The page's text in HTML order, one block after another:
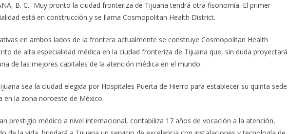
B. C.- Muy pronto la ciudad fronteriza de Tijuana tendrá otra fisonomía. El primer
está en construcción y se llama Cosmopolitan Health District.
en ambos lados de la frontera actualmente se construye Cosmopolitan Health
de alta especialidad médica en la ciudad fronteriza de Tijuana que, sin duda proyectará
de las mejores capitales de la atención médica en el mundo.
sea la ciudad elegida por Hospitales Puerta de Hierro para establecer su quinta sede
en la zona noroeste de México.
prestigio médico a nivel internacional, contabiliza 17 años de vocación a la atención,